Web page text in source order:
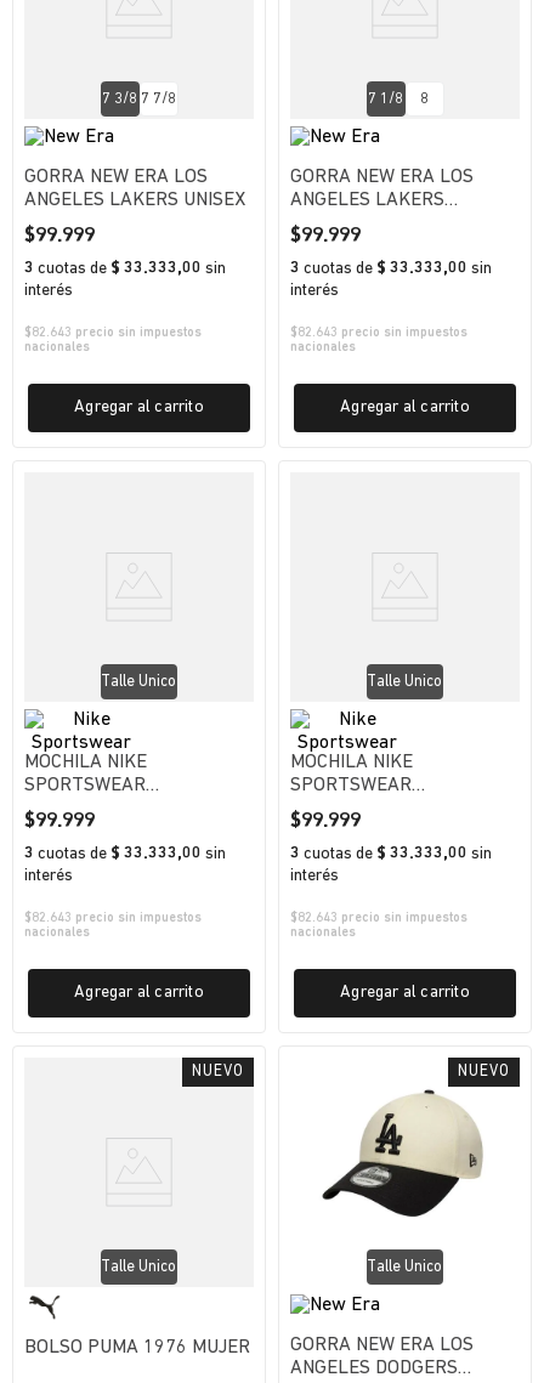
7 3/8 7 7/8
GORRA NEW ERA LOS
ANGELES LAKERS UNISEX
$99.999
3 cuotas de $ 33.333,00 sin
interés
$82.643 precio sin impuestos
nacionales
Agregar al carrito
7 1/8 8
GORRA NEW ERA LOS
ANGELES LAKERS
HOMBRE
$99.999
3 cuotas de $ 33.333,00 sin
interés
$82.643 precio sin impuestos
nacionales
Agregar al carrito
Talle Unico
MOCHILA NIKE
SPORTSWEAR
FUTURA365 MINI MUJER
$99.999
3 cuotas de $ 33.333,00 sin
interés
$82.643 precio sin impuestos
nacionales
Agregar al carrito
Talle Unico
MOCHILA NIKE
SPORTSWEAR
FUTURA365 MINI MUJER
$99.999
3 cuotas de $ 33.333,00 sin
interés
$82.643 precio sin impuestos
nacionales
Agregar al carrito
Talle Unico
BOLSO PUMA 1976 MUJER
Talle Unico
GORRA NEW ERA LOS
ANGELES DODGERS